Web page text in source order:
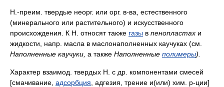
Н.-преим. твердые неорг. или орг. в-ва, естественного
(минерального или растительного) и искусственного
происхождения. К Н. относят также газы в пенопластах и
жидкости, напр. масла в маслонаполненных каучуках (см.
Наполненные каучуки, а также Наполненные полимеры).
Характер взаимод. твердых Н. с др. компонентами смесей
[смачивание, адсорбция , адгезия, трение и(или) хим. р-ции]